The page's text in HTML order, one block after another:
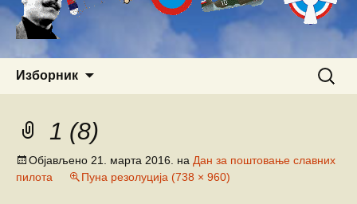
Изборник
1 (8)
Објављено 21. марта 2016. на Дан за поштовање славних
пилота
Пуна резолуција (738 × 960)